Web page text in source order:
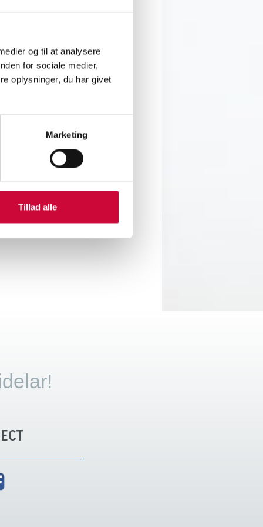
og til at analysere
for sociale medier,
oplysninger, du har givet
Marketing
Tillad alle
och de många